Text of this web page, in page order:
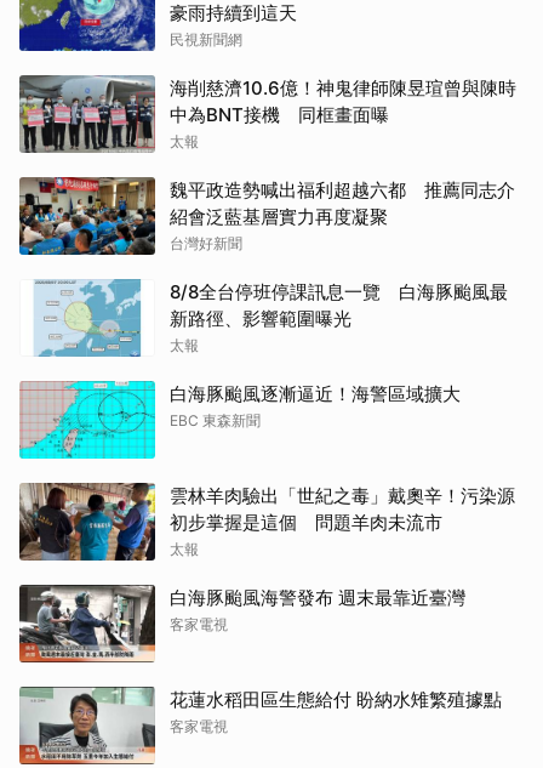
豪雨持續到這天
民視新聞網
海削慈濟10.6億！神鬼律師陳昱瑄曾與陳時
中為BNT接機 同框畫面曝
太報
魏平政造勢喊出福利超越六都 推薦同志介
紹會泛藍基層實力再度凝聚
台灣好新聞
8/8全台停班停課訊息一覽 白海豚颱風最
新路徑、影響範圍曝光
太報
白海豚颱風逐漸逼近！海警區域擴大
EBC 東森新聞
雲林羊肉驗出「世紀之毒」戴奧辛！污染源
初步掌握是這個 問題羊肉未流市
太報
白海豚颱風海警發布 週末最靠近臺灣
客家電視
花蓮水稻田區生態給付 盼納水雉繁殖據點
客家電視